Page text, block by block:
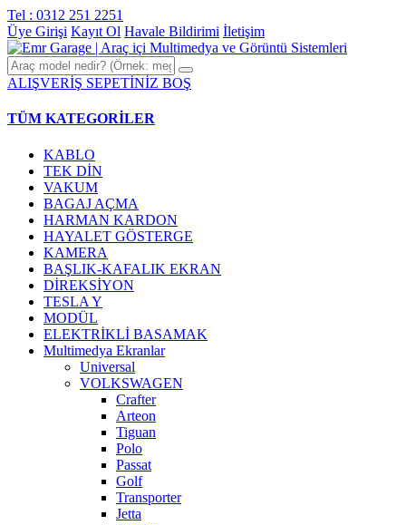
Tel : 0312 251 2251
Üye Girişi Kayıt Ol Havale Bildirimi İletişim
ALIŞVERİŞ SEPETİNİZ BOŞ
TÜM KATEGORİLER
KABLO
TEK DİN
VAKUM
BAGAJ AÇMA
HARMAN KARDON
HAYALET GÖSTERGE
KAMERA
BAŞLIK-KAFALIK EKRAN
DİREKSİYON
TESLA Y
MODÜL
ELEKTRİKLİ BASAMAK
Multimedya Ekranlar
Universal
VOLKSWAGEN
Crafter
Arteon
Tiguan
Polo
Passat
Golf
Transporter
Jetta